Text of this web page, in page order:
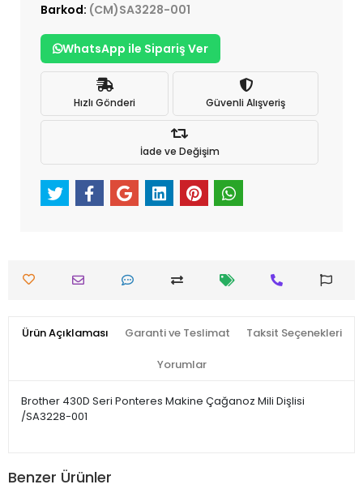
Barkod: (CM)SA3228-001
WhatsApp ile Sipariş Ver
Hızlı Gönderi Güvenli Alışveriş
İade ve Değişim
Ürün Açıklaması Garanti ve Teslimat Taksit Seçenekleri
Yorumlar
Brother 430D Seri Ponteres Makine Çağanoz Mili Dişlisi
/SA3228-001
Benzer Ürünler